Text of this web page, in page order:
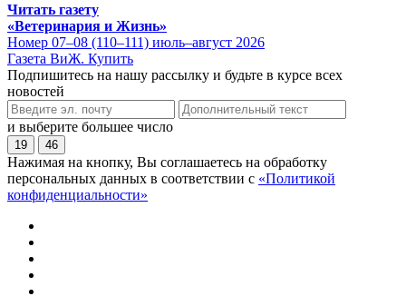
Читать газету
«Ветеринария и Жизнь»
Номер 07–08 (110–111) июль–август 2026
Газета ВиЖ. Купить
Подпишитесь на нашу рассылку и будьте в курсе всех
новостей
и выберите большее число
19 46
Нажимая на кнопку, Вы соглашаетесь на обработку
персональных данных в соответствии с «Политикой
конфиденциальности»